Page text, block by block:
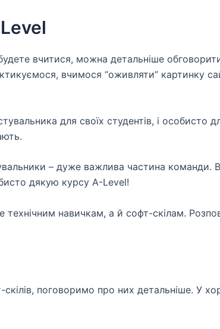
вчитися, можна детальніше
вчимося “оживляти” картинку
для своїх студентів, і
– дуже важлива частина команди.
дякую курсу A-Level!
технічним навичкам, а й софт-скілам.
поговоримо про них детальніше. У